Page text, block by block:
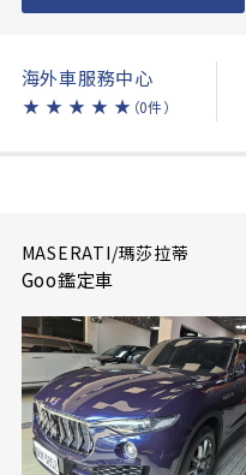
海外車服務中心
★ ★ ★ ★ ★ （0件）
MASERATI/瑪莎拉蒂
Goo鑑定車